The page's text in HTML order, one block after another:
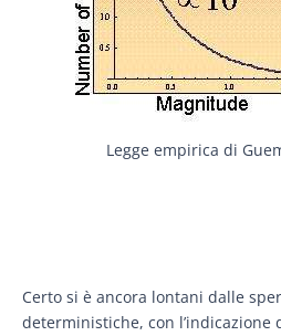
Legge empirica di
Certo si è ancora lontani dalle
deterministiche, con l’indicazione